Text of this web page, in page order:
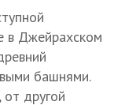
в Джейрахском
башнями.
другой